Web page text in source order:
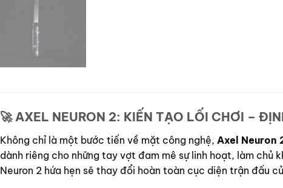
🚀AXEL NEURON 2: KIẾN TẠO LỐI CHƠI –
Không chỉ là một bước tiến về mặt công nghệ, Axel Neuron
dành riêng cho những tay vợt đam mê sự linh hoạt, làm chủ
Neuron 2 hứa hẹn sẽ thay đổi hoàn toàn cục diện trận đấu